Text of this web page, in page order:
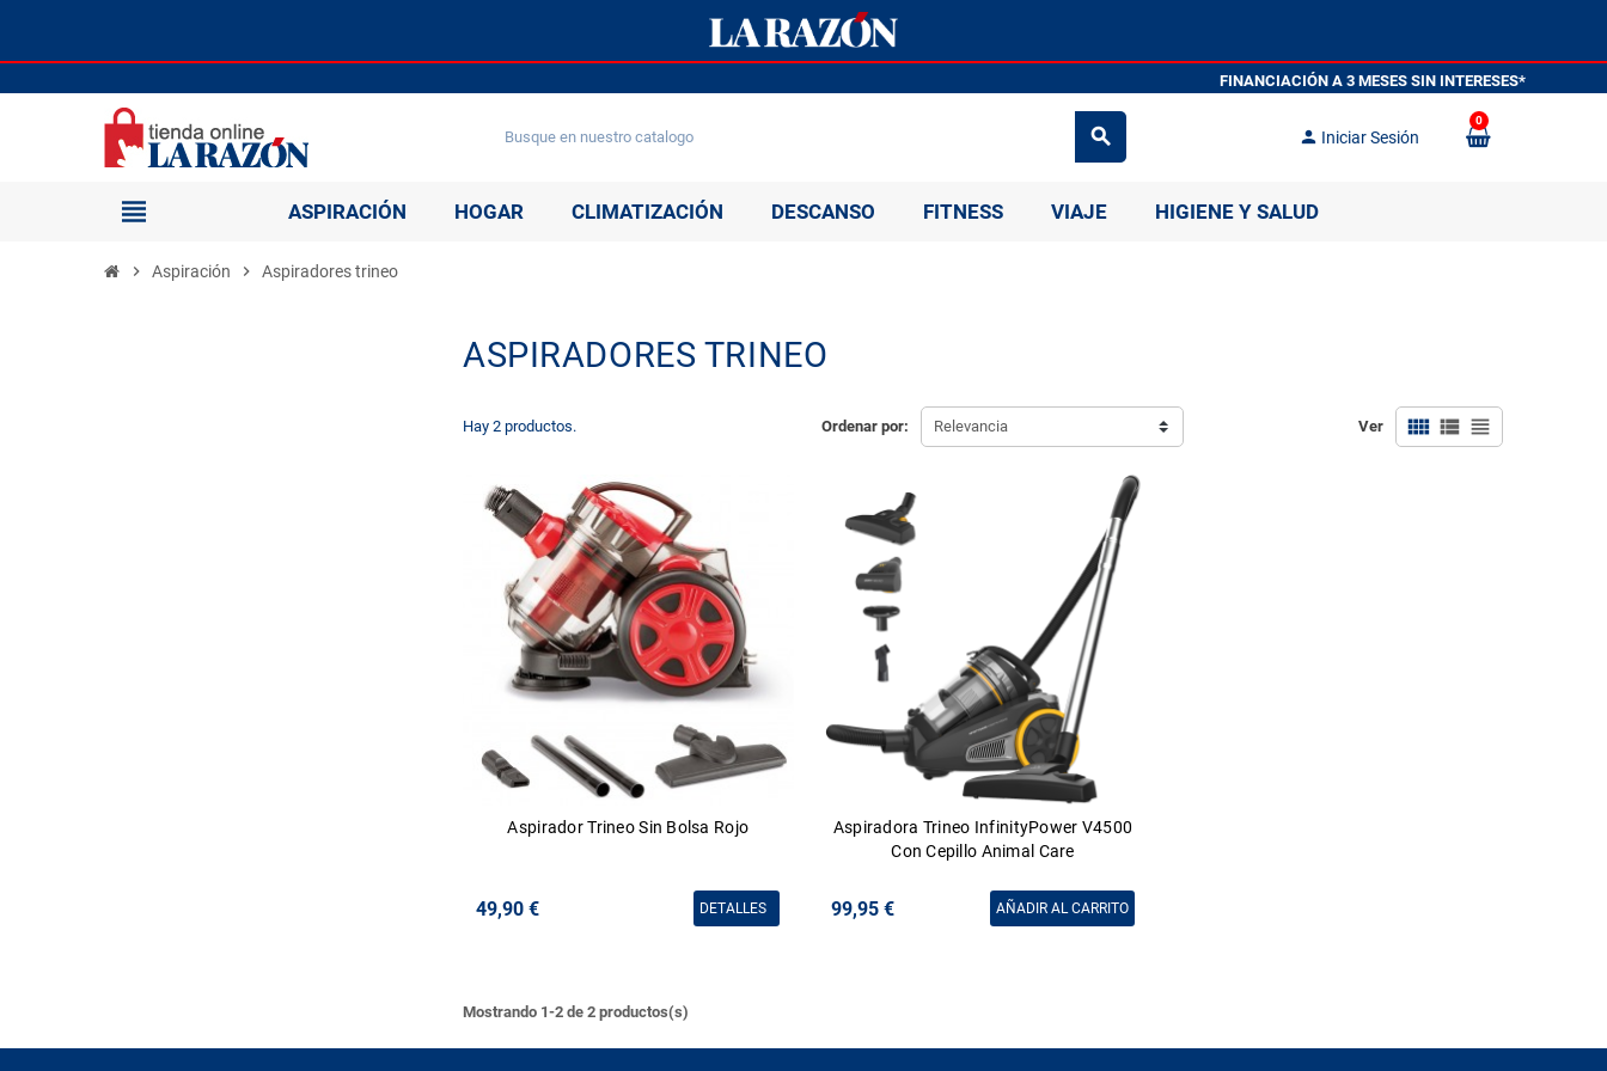
FINANCIACIÓN A 3 MESES SIN
search person Iniciar Sesión
0
view_headline ASPIRACIÓN HOGAR CLIMATIZACIÓN DESCANSO FITNESS VIAJE HIGIENE Y SALUD
chevron_right Aspiración chevron_right Aspiradores trineo
ASPIRADORES TRINEO
Ordenar por: Relevancia Ver view_comfy view_list view_headline
Hay 2 productos.
Aspirador Trineo Sin Bolsa Rojo
49,90 € DETALLES
Aspiradora Trineo InfinityPower V4500
Con Cepillo Animal Care
99,95 € AÑADIR AL CARRITO
Mostrando 1-2 de 2 productos(s)